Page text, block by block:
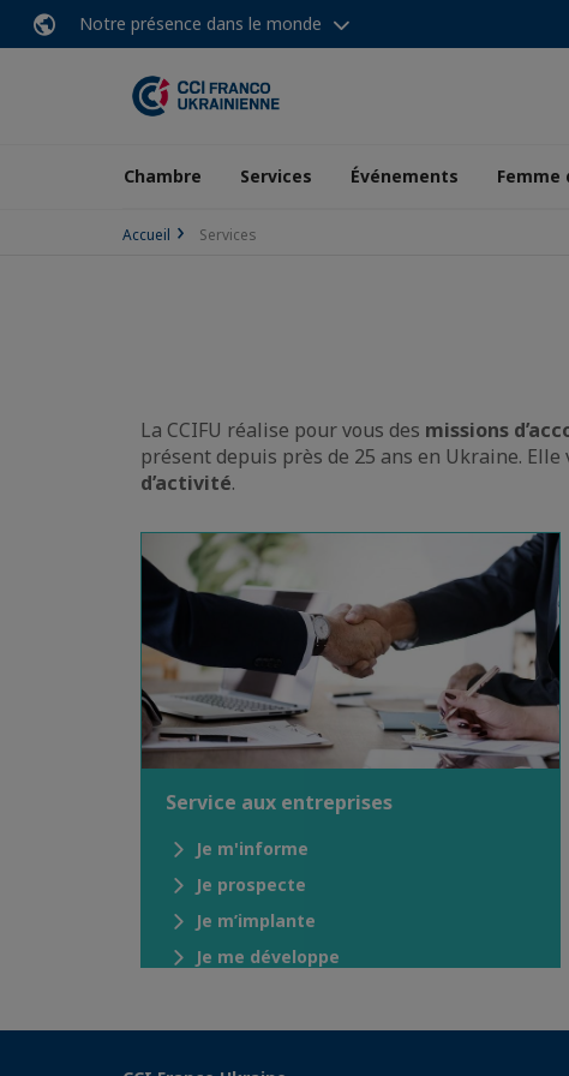
Notre présence dans le monde
Chambre Services Événements Femme
Accueil Services
La CCIFU réalise pour vous des missions
présent depuis près de 25 ans en Ukraine.
d’activité.
Service aux entreprises
Je m'informe
Je prospecte
Je m’implante
Je me développe